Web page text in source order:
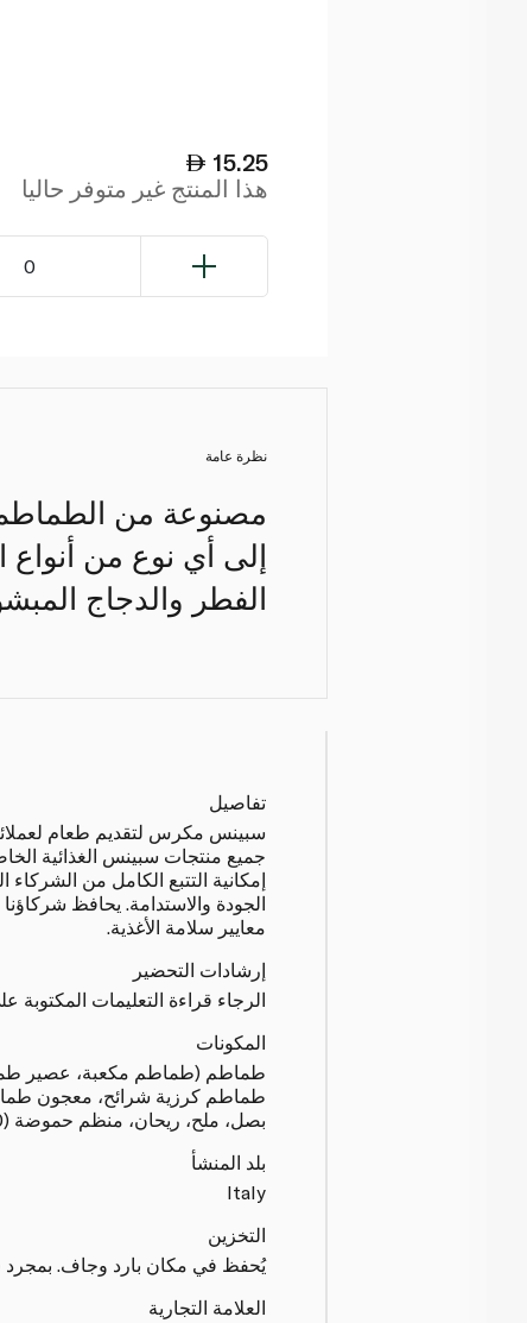
15.25
هذا المنتج غير متوفر حاليا
0
نظرة عامة
مصنوعة من الطماطم
إلى أي نوع من أنواع
الفطر والدجاج
تفاصيل
سبينس مكرس لتقديم طعام لعملائنا
جميع منتجات سبينس الغذائية
إمكانية التتبع الكامل من الشركاء
الجودة والاستدامة. يحافظ
معايير سلامة الأغذية.
إرشادات التحضير
الرجاء قراءة التعليمات المكتوبة
المكونات
طماطم كرزية شرائح، معجون
بصل، ملح، ريحان، منظم حموضة (E330)، ثوم
بلد المنشأ
Italy
التخزين
يُحفظ في مكان بارد وجاف. بمجرد
العلامة التجارية